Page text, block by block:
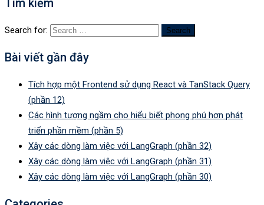
Tìm kiếm
Search for:
Bài viết gần đây
Tích hợp một Frontend sử dụng React và TanStack Query
(phần 12)
Các hình tượng ngầm cho hiểu biết phong phú hơn phát
triển phần mềm (phần 5)
Xây các dòng làm việc với LangGraph (phần 32)
Xây các dòng làm việc với LangGraph (phần 31)
Xây các dòng làm việc với LangGraph (phần 30)